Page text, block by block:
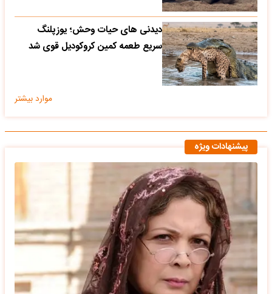
دیدنی های حیات وحش؛ یوزپلنگ
سریع طعمه کمین کروکودیل قوی شد
موارد بیشتر
پیشنهادات ویژه